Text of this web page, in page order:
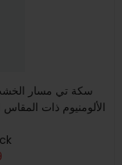
الألومنيوم ذات